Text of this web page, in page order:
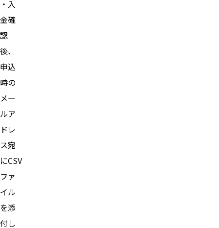
・入
金確
認
後、
申込
時の
メー
ルア
ドレ
ス宛
にCSV
ファ
イル
を添
付し